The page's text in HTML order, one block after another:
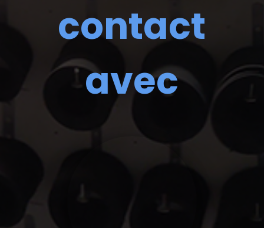
contact
avec